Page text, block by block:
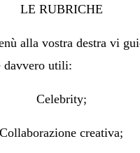
LE RUBRICHE
alla vostra destra vi
davvero utili:
Celebrity;
Collaborazione creativa;